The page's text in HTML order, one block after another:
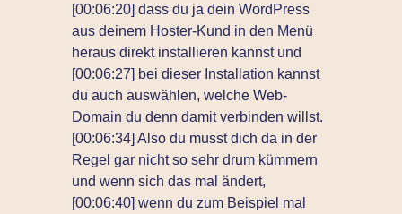
[00:06:20] dass du ja dein WordPress
aus deinem Hoster-Kund in den Menü
heraus direkt installieren kannst und
[00:06:27] bei dieser Installation kannst
du auch auswählen, welche Web-
Domain du denn damit verbinden willst.
[00:06:34] Also du musst dich da in der
Regel gar nicht so sehr drum kümmern
und wenn sich das mal ändert,
[00:06:40] wenn du zum Beispiel mal